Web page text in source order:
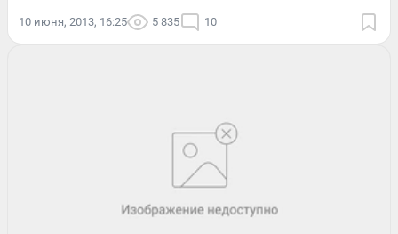
10 июня, 2013, 16:25 5 835 10